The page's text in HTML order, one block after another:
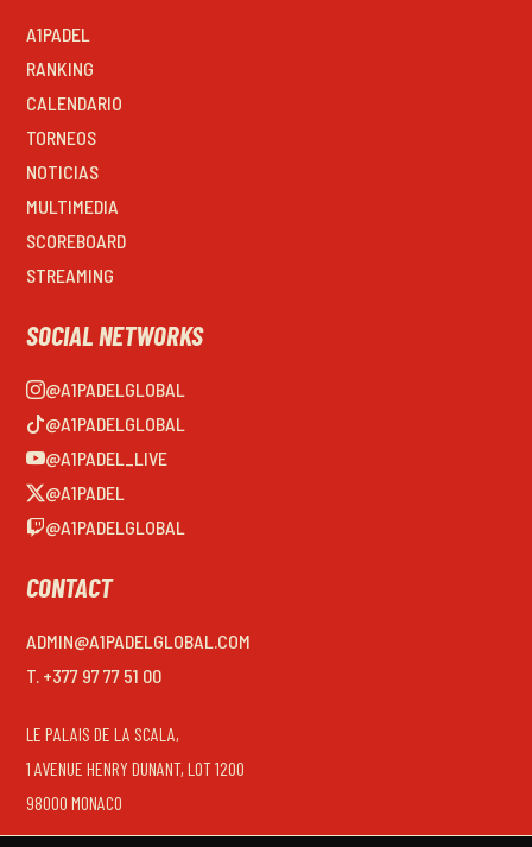
A1PADEL
RANKING
CALENDARIO
TORNEOS
NOTICIAS
MULTIMEDIA
SCOREBOARD
STREAMING
SOCIAL NETWORKS
@A1PADELGLOBAL
@A1PADELGLOBAL
@A1PADEL_LIVE
@A1PADEL
@A1PADELGLOBAL
CONTACT
ADMIN@A1PADELGLOBAL.COM
T. +377 97 77 51 00
LE PALAIS DE LA SCALA,
1 AVENUE HENRY DUNANT, LOT 1200
98000 MONACO